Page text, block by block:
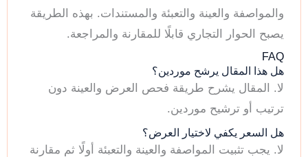
والمواصفة والعينة والتعبئة والمستندات. بهذه الطريقة
يصبح الحوار التجاري قابلًا للمقارنة والمراجعة.
FAQ
هل هذا المقال يرشح موردين؟
لا. المقال يشرح طريقة فحص العرض والعينة دون
ترتيب أو ترشيح موردين.
هل السعر يكفي لاختيار العرض؟
لا. يجب تثبيت المواصفة والعينة والتعبئة أولًا ثم مقارنة